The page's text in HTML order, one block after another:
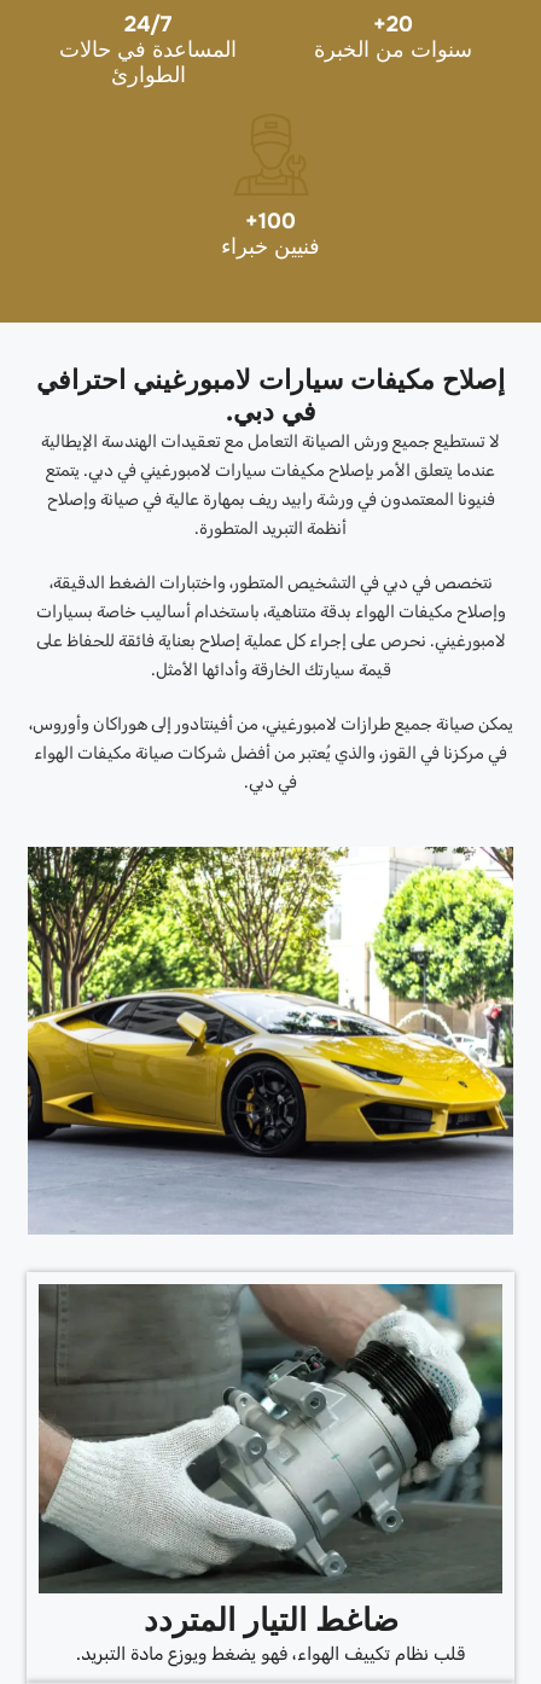
20
+
سنوات من الخبرة
24/7
المساعدة في حالات
الطوارئ
100
+
فنيين خبراء
إصلاح مكيفات سيارات لامبورغيني احترافي
في دبي.
لا تستطيع جميع ورش الصيانة التعامل مع تعقيدات الهندسة الإيطالية
عندما يتعلق الأمر بإصلاح مكيفات سيارات لامبورغيني في دبي. يتمتع
فنيونا المعتمدون في ورشة رابيد ريف بمهارة عالية في صيانة وإصلاح
أنظمة التبريد المتطورة.
نتخصص في دبي في التشخيص المتطور، واختبارات الضغط الدقيقة،
وإصلاح مكيفات الهواء بدقة متناهية، باستخدام أساليب خاصة بسيارات
لامبورغيني. نحرص على إجراء كل عملية إصلاح بعناية فائقة للحفاظ على
قيمة سيارتك الخارقة وأدائها الأمثل.
يمكن صيانة جميع طرازات لامبورغيني، من أفينتادور إلى هوراكان وأوروس،
في مركزنا في القوز، والذي يُعتبر من أفضل شركات صيانة مكيفات الهواء
في دبي.
ضاغط التيار المتردد
قلب نظام تكييف الهواء، فهو يضغط ويوزع مادة التبريد.